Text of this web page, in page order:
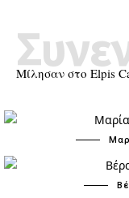
Μίλησαν στο Elpis